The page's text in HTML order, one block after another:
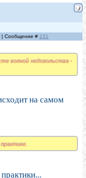
| Сообщение # 231
волной недовольства -
на самом